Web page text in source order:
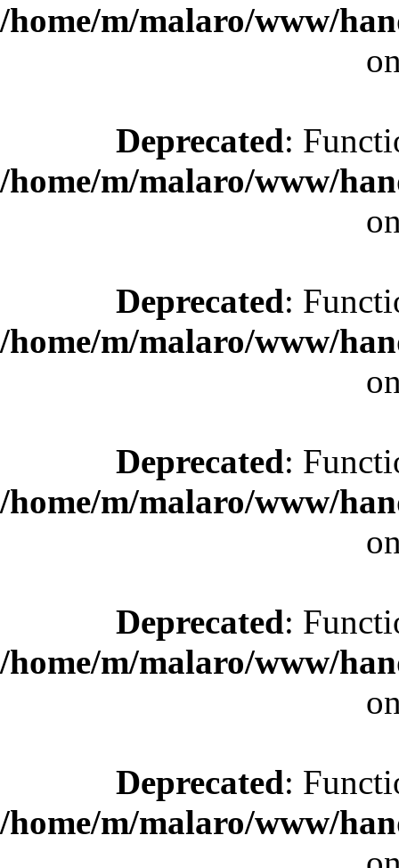
/home/m/malaro/www/
Deprecated:
/home/m/malaro/www/
Deprecated:
/home/m/malaro/www/
Deprecated:
/home/m/malaro/www/
Deprecated:
/home/m/malaro/www/
Deprecated:
/home/m/malaro/www/